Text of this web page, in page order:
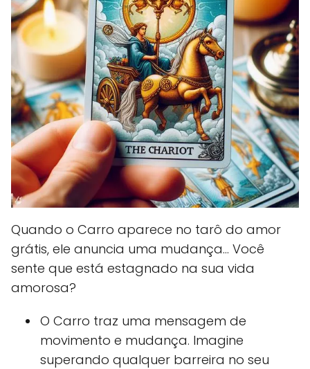
Quando o Carro aparece no tarô do amor
grátis, ele anuncia uma mudança... Você
sente que está estagnado na sua vida
amorosa?
O Carro traz uma mensagem de
movimento e mudança. Imagine
superando qualquer barreira no seu